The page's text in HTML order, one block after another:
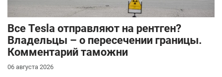
Все Tesla отправляют на рентген?
Владельцы – о пересечении границы.
Комментарий таможни
06 августа 2026